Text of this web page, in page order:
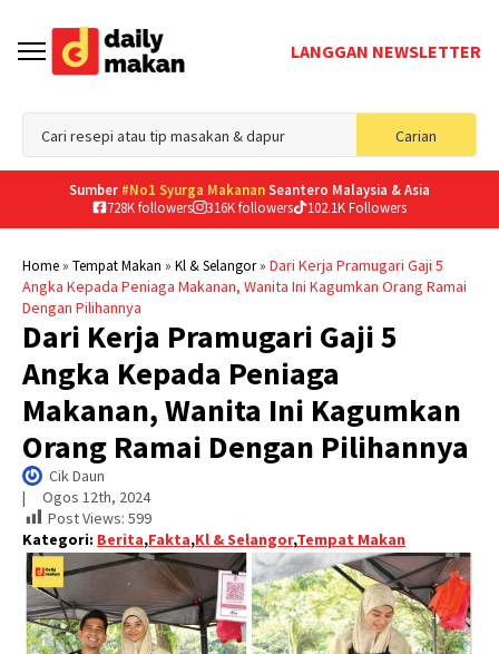
LANGGAN NEWSLETTER
Carian
for:
Sumber #No1 Syurga MakananSeantero Malaysia & Asia
728K followers
316K followers 102.1K Followers
Home» Tempat Makan » Kl & Selangor» Dari Kerja Pramugari Gaji 5
Angka Kepada Peniaga Makanan, Wanita Ini Kagumkan Orang Ramai
Dengan Pilihannya
Dari Kerja Pramugari Gaji 5
Angka Kepada Peniaga
Makanan, Wanita Ini Kagumkan
Orang Ramai Dengan Pilihannya
Cik Daun
| Ogos 12th, 2024
Post Views: 599
Kategori: Berita,Fakta,Kl & Selangor,Tempat Makan